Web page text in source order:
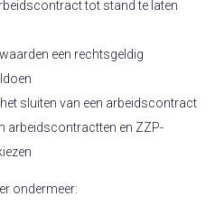
tot stand te laten
een rechtsgeldig
sluiten van een arbeidscontract
arbeidscontractten en ZZP-
ondermeer: